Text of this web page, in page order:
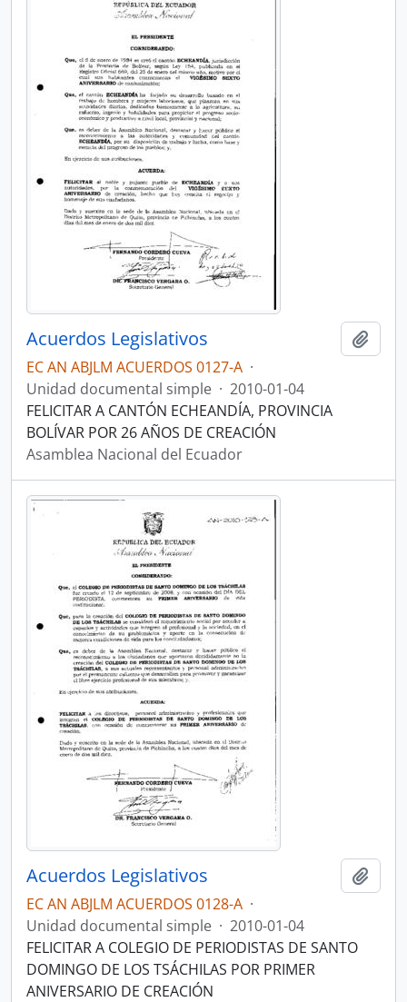
Acuerdos Legislativos
EC AN ABJLM ACUERDOS 0127-A ·
Unidad documental simple · 2010-01-04
FELICITAR A CANTÓN ECHEANDÍA, PROVINCIA
BOLÍVAR POR 26 AÑOS DE CREACIÓN
Asamblea Nacional del Ecuador
Acuerdos Legislativos
EC AN ABJLM ACUERDOS 0128-A ·
Unidad documental simple · 2010-01-04
FELICITAR A COLEGIO DE PERIODISTAS DE SANTO
DOMINGO DE LOS TSÁCHILAS POR PRIMER
ANIVERSARIO DE CREACIÓN